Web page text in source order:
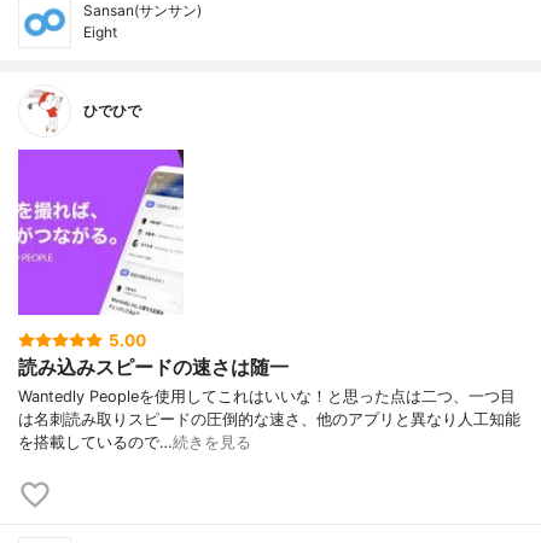
Sansan(サンサン)
Eight
ひでひで
5.00
読み込みスピードの速さは随一
Wantedly Peopleを使用してこれはいいな！と思った点は二つ、一つ目
は名刺読み取りスピードの圧倒的な速さ、他のアプリと異なり人工知能
を搭載しているので…続きを見る